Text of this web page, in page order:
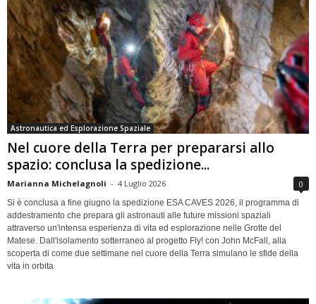
Astronautica ed Esplorazione Spaziale
Nel cuore della Terra per prepararsi allo
spazio: conclusa la spedizione...
Marianna Michelagnoli - 4 Luglio 2026 0
Si è conclusa a fine giugno la spedizione ESA CAVES 2026, il programma di
addestramento che prepara gli astronauti alle future missioni spaziali
attraverso un'intensa esperienza di vita ed esplorazione nelle Grotte del
Matese. Dall'isolamento sotterraneo al progetto Fly! con John McFall, alla
scoperta di come due settimane nel cuore della Terra simulano le sfide della
vita in orbita